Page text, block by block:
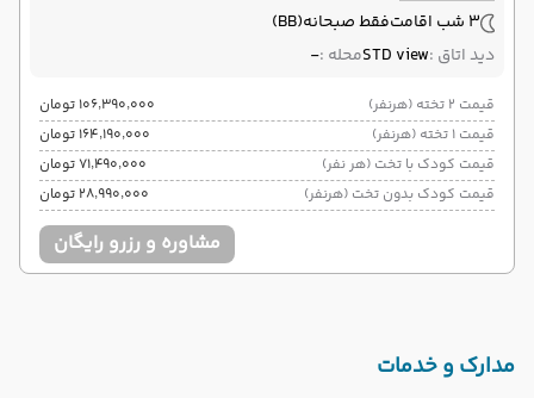
3 شب اقامت فقط صبحانه(BB)
دید اتاق :STD viewمحله :-
قیمت 2 تخته (هرنفر)
۱۰۶٬۳۹۰٬۰۰۰ تومان
قیمت 1 تخته (هرنفر)
۱۶۴٬۱۹۰٬۰۰۰ تومان
قیمت کودک با تخت (هر نفر)
۷۱٬۴۹۰٬۰۰۰ تومان
قیمت کودک بدون تخت (هرنفر)
۲۸٬۹۹۰٬۰۰۰ تومان
مشاوره و رزرو رایگان
مدارک و خدمات